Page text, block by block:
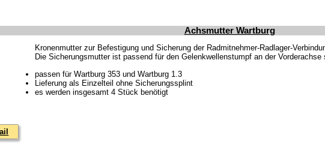
Achsmutter Wartburg
Kronenmutter zur Befestigung und Sicherung der Radmitnehmer-Radlager-
Die Sicherungsmutter ist passend für den Gelenkwellenstumpf an der
passen für Wartburg 353 und Wartburg 1.3
Lieferung als Einzelteil ohne Sicherungssplint
es werden insgesamt 4 Stück benötigt